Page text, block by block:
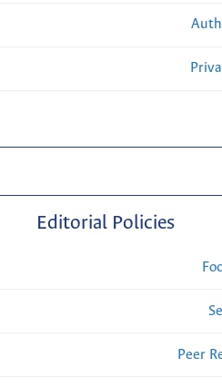
Editorial Policies
Peer